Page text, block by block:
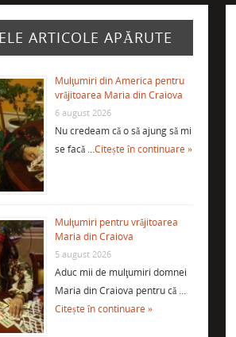
ARTICOLE APĂRUTE
Mulţumiri din America pentru
vrăjitoarea Maria din Craiova
6 august 2026
Nu credeam că o să ajung să mi
se facă …Citește în continuare »
Mulţumiri pentru vrăjitoarea
Maria din Craiova
5 august 2026
Aduc mii de mulţumiri domnei
Maria din Craiova pentru că …
Citește în continuare »